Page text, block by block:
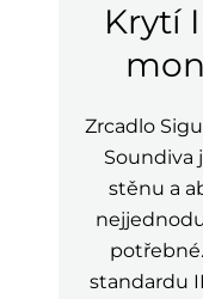
Krytí
Zrcadlo
Soundiva
stěnu a
standardu